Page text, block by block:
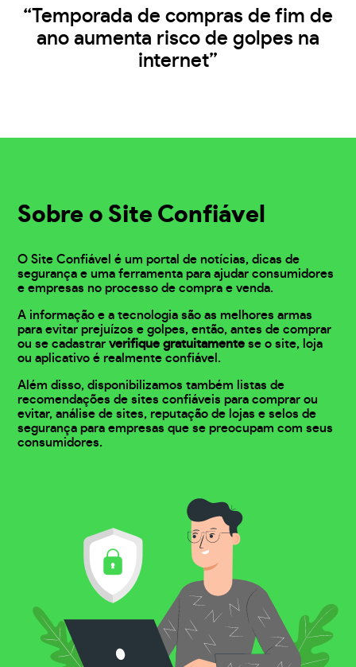
“Temporada de compras de fim de
ano aumenta risco de golpes na
internet”
Sobre o Site Confiável
O Site Confiável é um portal de notícias, dicas de
segurança e uma ferramenta para ajudar consumidores
e empresas no processo de compra e venda.
A informação e a tecnologia são as melhores armas
para evitar prejuízos e golpes, então, antes de comprar
ou se cadastrarverifique gratuitamente se o site, loja
ou aplicativo é realmente confiável.
Além disso, disponibilizamos também listas de
recomendações de sites confiáveis para comprar ou
evitar, análise de sites, reputação de lojas e selos de
segurança para empresas que se preocupam com seus
consumidores.